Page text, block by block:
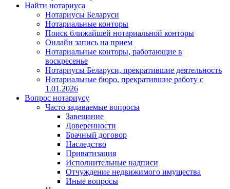
Найти нотариуса
Нотариусы Беларуси
Нотариальные конторы
Поиск ближайшей нотариальной конторы
Онлайн запись на прием
Нотариальные конторы, работающие в
воскресенье
Нотариусы Беларуси, прекратившие деятельность
Нотариальные бюро, прекратившие работу с
1.01.2026
Вопрос нотариусу
Часто задаваемые вопросы
Завещание
Доверенности
Брачный договор
Наследство
Приватизация
Исполнительные надписи
Отчуждение недвижимого имущества
Иные вопросы